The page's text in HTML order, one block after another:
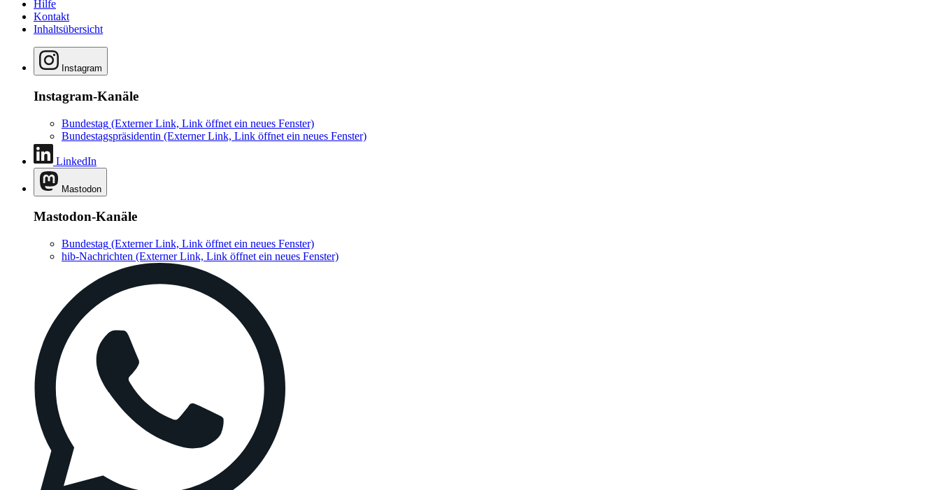
Hilfe
Kontakt
Inhaltsübersicht
Instagram
Instagram-Kanäle
Bundestag (Externer Link, Link öffnet ein neues Fenster)
Bundestagspräsidentin (Externer Link, Link öffnet ein neues Fenster)
LinkedIn
Mastodon
Mastodon-Kanäle
Bundestag (Externer Link, Link öffnet ein neues Fenster)
hib-Nachrichten (Externer Link, Link öffnet ein neues Fenster)